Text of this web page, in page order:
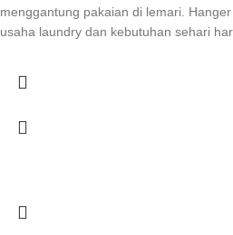
menggantung pakaian di lemari.
usaha laundry dan kebutuhan sehari